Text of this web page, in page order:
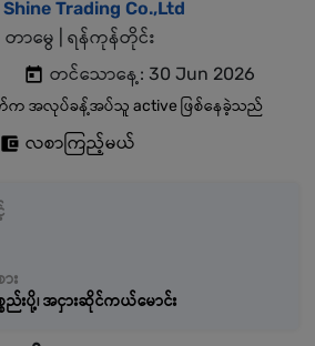
Trading Co.,Ltd
တာမွေ | ရန်ကုန်တိုင်း
တင်သောနေ့: 30 Jun 2026
က အလုပ်ခန့်အပ်သူ active ဖြစ်နေခဲ့သည်
လစာကြည့်မယ်
း
စည်းပို့၊ အငှားဆိုင်ကယ်မောင်း